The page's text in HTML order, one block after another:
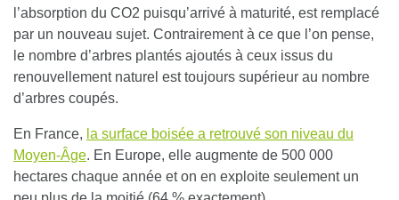
l’absorption du CO2 puisqu’arrivé à maturité, est remplacé
par un nouveau sujet. Contrairement à ce que l’on pense,
le nombre d’arbres plantés ajoutés à ceux issus du
renouvellement naturel est toujours supérieur au nombre
d’arbres coupés.
En France, la surface boisée a retrouvé son niveau du
Moyen-Âge. En Europe, elle augmente de 500 000
hectares chaque année et on en exploite seulement un